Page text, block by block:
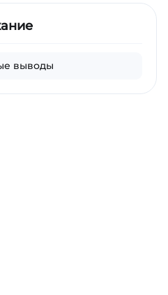
выводы